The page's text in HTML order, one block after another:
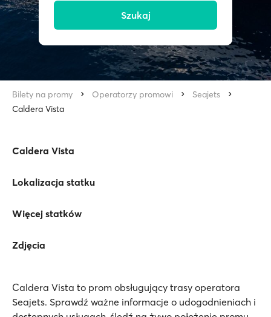
Szukaj
Bilety na promy Operatorzy promowi
Seajets
Caldera Vista
Caldera Vista
Lokalizacja statku
Więcej statków
Zdjęcia
Caldera Vista to prom obsługujący trasy operatora
Seajets. Sprawdź ważne informacje o udogodnieniach i